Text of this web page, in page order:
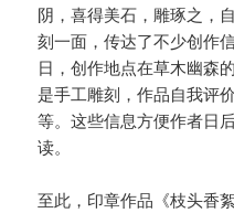
阴，喜得美石，雕琢之，
刻一面，传达了不少创作
日，创作地点在草木幽森
是手工雕刻，作品自我评
等。这些信息方便作者日
读。
至此，印章作品《枝头香